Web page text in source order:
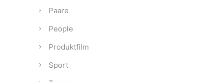
Paare
People
Produktfilm
Sport